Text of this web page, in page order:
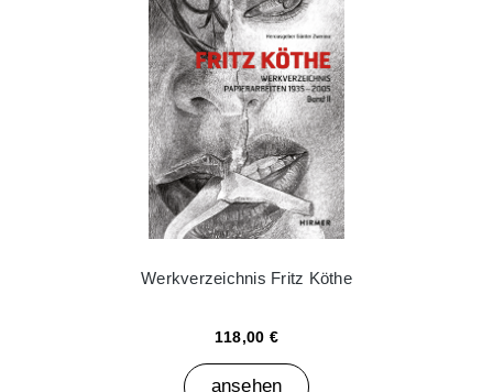
Werkverzeichnis Fritz Köthe
118,00 €
ansehen